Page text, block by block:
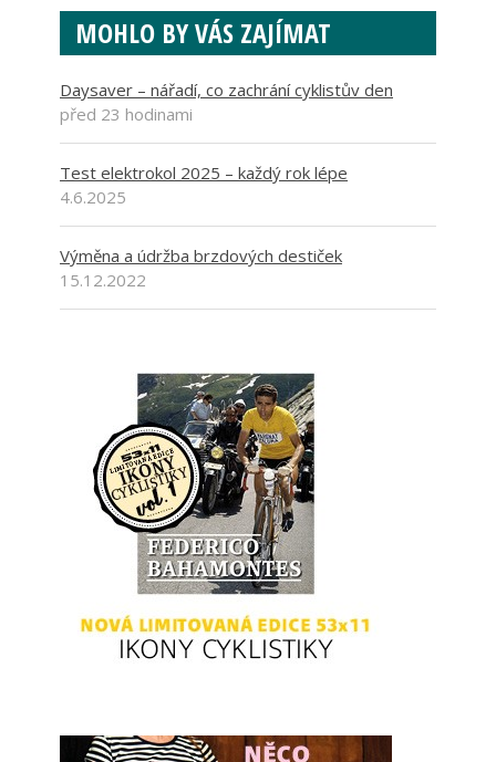
MOHLO BY VÁS ZAJÍMAT
Daysaver – nářadí, co zachrání cyklistův den
před 23 hodinami
Test elektrokol 2025 – každý rok lépe
4.6.2025
Výměna a údržba brzdových destiček
15.12.2022